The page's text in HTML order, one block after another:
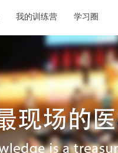
我的训练营 学习圈